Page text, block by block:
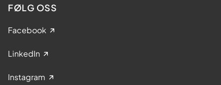
FØLG OSS
Facebook
LinkedIn
Instagram